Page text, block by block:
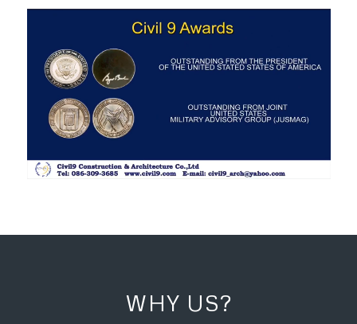
WHY US?